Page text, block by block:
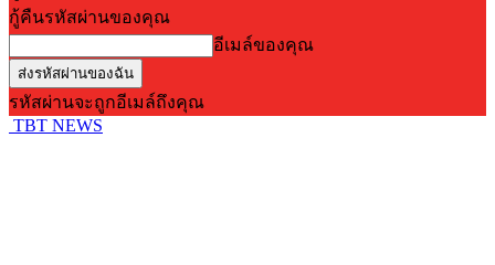
กู้คืนรหัสผ่านของคุณ
อีเมล์ของคุณ
รหัสผ่านจะถูกอีเมล์ถึงคุณ
TBT NEWS